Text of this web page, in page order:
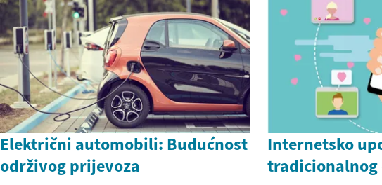
Električni automobili: Budućnost
održivog prijevoza
Internetsko